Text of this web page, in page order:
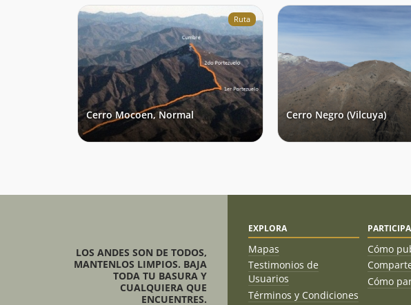
Ruta
Cerro Mocoen, Normal Cerro Negro (Vilcuya)
LOS ANDES SON DE TODOS,
MANTENLOS LIMPIOS. BAJA
TODA TU BASURA Y
CUALQUIERA QUE
ENCUENTRES.
EXPLORA
Mapas
Testimonios de
Usuarios
Términos y Condiciones
PARTICIPA
Cómo
Cómo